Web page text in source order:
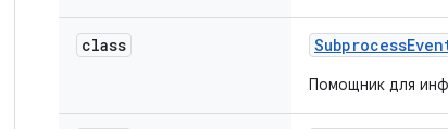
class Subprocess
Помощник для